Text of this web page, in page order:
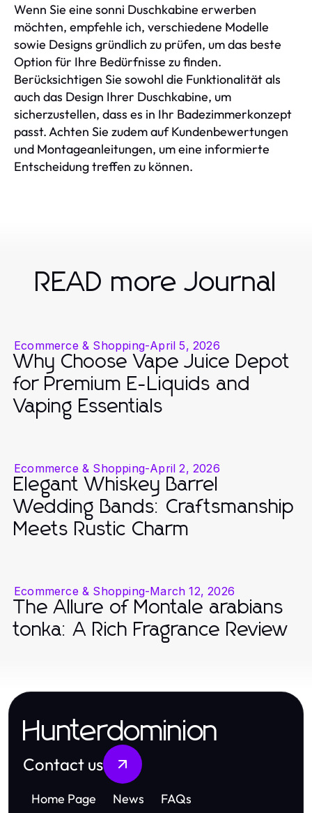
Wenn Sie eine sonni Duschkabine erwerben
möchten, empfehle ich, verschiedene Modelle
sowie Designs gründlich zu prüfen, um das beste
Option für Ihre Bedürfnisse zu finden.
Berücksichtigen Sie sowohl die Funktionalität als
auch das Design Ihrer Duschkabine, um
sicherzustellen, dass es in Ihr Badezimmerkonzept
passt. Achten Sie zudem auf Kundenbewertungen
und Montageanleitungen, um eine informierte
Entscheidung treffen zu können.
READ more Journal
Ecommerce & Shopping-April 5, 2026
Why Choose Vape Juice Depot
for Premium E-Liquids and
Vaping Essentials
Ecommerce & Shopping-April 2, 2026
Elegant Whiskey Barrel
Wedding Bands: Craftsmanship
Meets Rustic Charm
Ecommerce & Shopping-March 12, 2026
The Allure of Montale arabians
tonka: A Rich Fragrance Review
Hunterdominion
Contact us
Home Page News FAQs